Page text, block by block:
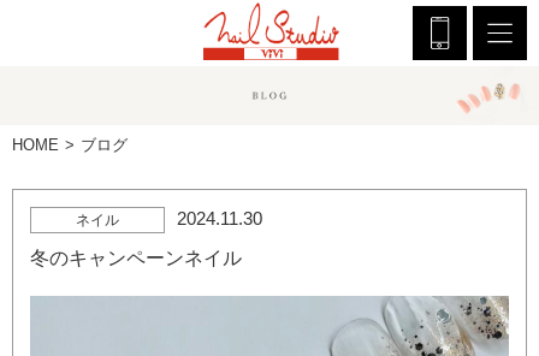
HOME ブログ
ネイル
2024.11.30
冬のキャンペーンネイル